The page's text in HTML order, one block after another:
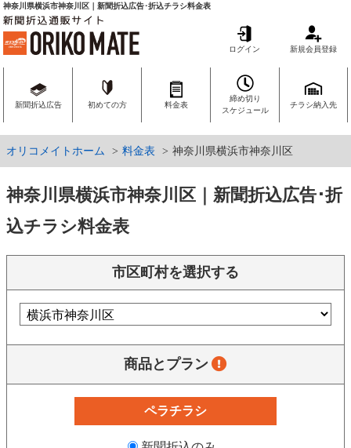
神奈川県横浜市神奈川区｜新聞折込広告･折込チラシ料金表
ログイン 新規会員登録
新聞折込広告 初めての方 料金表
締め切り
スケジュール
チラシ納入先
オリコメイトホーム 料金表 神奈川県横浜市神奈川区
神奈川県横浜市神奈川区｜新聞折込広告･折
込チラシ料金表
市区町村を選択する
商品とプラン
ペラチラシ